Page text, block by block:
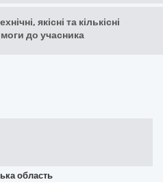
якісні та кількісні
до учасника
область